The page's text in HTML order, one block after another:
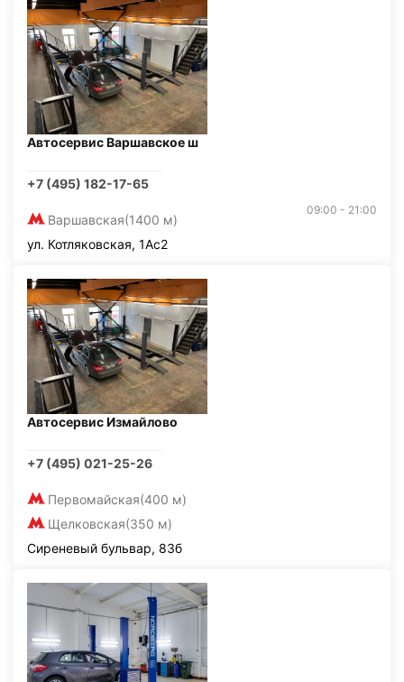
Автосервис Варшавское ш
+7 (495) 182-17-65
Варшавская(1400 м)
09:00 - 21:00
ул. Котляковская, 1Ас2
Автосервис Измайлово
+7 (495) 021-25-26
Первомайская(400 м)
Щелковская(350 м)
Сиреневый бульвар, 83б